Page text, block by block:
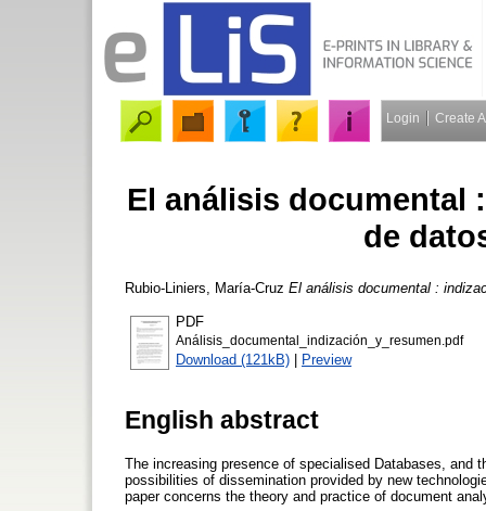
Login Create
El análisis documental
de
Rubio-Liniers, María-Cruz El análisis documental :
PDF
Análisis_documental_indización_y_resumen.pdf
Download (121kB) | Preview
English abstract
The increasing presence of specialised Databases, and
possibilities of dissemination provided by new
paper concerns the theory and practice of document